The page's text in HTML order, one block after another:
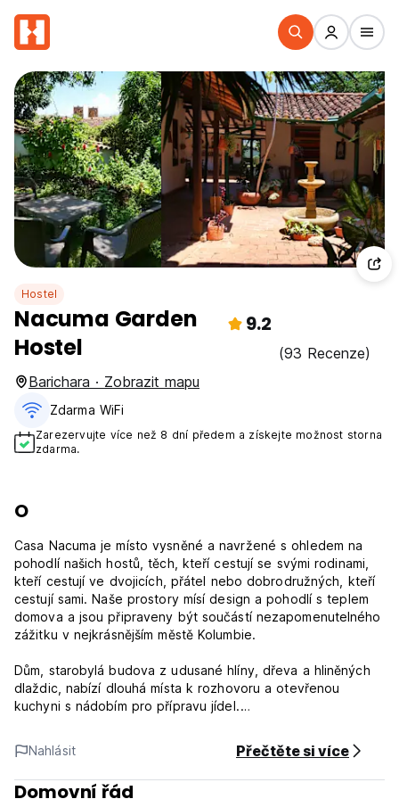
Hostel
Nacuma Garden
Hostel
9.2
(93 Recenze)
Barichara · Zobrazit mapu
Zdarma WiFi
Zarezervujte více než 8 dní předem a získejte možnost storna
zdarma.
O
Casa Nacuma je místo vysněné a navržené s ohledem na
pohodlí našich hostů, těch, kteří cestují se svými rodinami,
kteří cestují ve dvojicích, přátel nebo dobrodružných, kteří
cestují sami. Naše prostory mísí design a pohodlí s teplem
domova a jsou připraveny být součástí nezapomenutelného
zážitku v nejkrásnějším městě Kolumbie.
Dům, starobylá budova z udusané hlíny, dřeva a hliněných
dlaždic, nabízí dlouhá místa k rozhovoru a otevřenou
kuchyni s nádobím pro přípravu jídel.
náměstí Barichara a autobusové zastávky.
Nacuma: ideální pro rodiny, velký s výhledem do dvora,
počítejte s manželskou postelí a palandou. 4 osoby, vlastní
Nahlásit Přečtěte si více
Domovní řád